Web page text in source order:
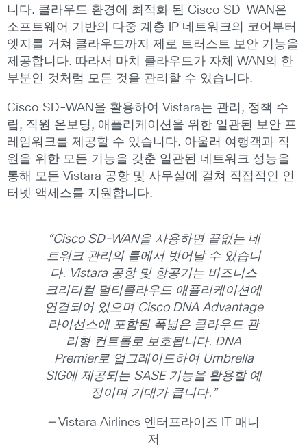
니다. 클라우드 환경에 최적화 된 Cisco SD-WAN은
소프트웨어 기반의 다중 계층 IP 네트워크의 코어부터
엣지를 거쳐 클라우드까지 제로 트러스트 보안 기능을
제공합니다. 따라서 마치 클라우드가 자체 WAN의 한
부분인 것처럼 모든 것을 관리할 수 있습니다.
Cisco SD-WAN을 활용하여 Vistara는 관리, 정책 수
립, 직원 온보딩, 애플리케이션을 위한 일관된 보안 프
레임워크를 제공할 수 있습니다. 아울러 여행객과 직
원을 위한 모든 기능을 갖춘 일관된 네트워크 성능을
통해 모든 Vistara 공항 및 사무실에 걸쳐 직접적인 인
터넷 액세스를 지원합니다.
“Cisco SD-WAN을 사용하면 끝없는 네
트워크 관리의 틀에서 벗어날 수 있습니
다. Vistara 공항 및 항공기는 비즈니스
크리티컬 멀티클라우드 애플리케이션에
연결되어 있으며Cisco DNA Advantage
라이선스에 포함된 폭넓은 클라우드 관
리형 컨트롤로 보호됩니다. DNA
Premier로 업그레이드하여Umbrella
SIG에 제공되는 SASE 기능을 활용할 예
정이며 기대가 큽니다. ”
—Vistara Airlines 엔터프라이즈 IT 매니
저